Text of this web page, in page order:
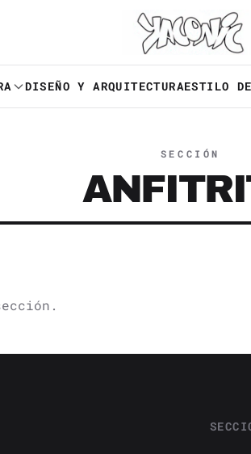
DISEÑO Y ARQUITECTURAESTILO
SECCIÓN